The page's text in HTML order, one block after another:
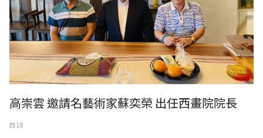
高崇雲 邀請名藝術家蘇奕榮 出任西畫院院長
四 18